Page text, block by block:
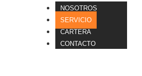
NOSOTROS
SERVICIO
CARTERA
CONTACTO